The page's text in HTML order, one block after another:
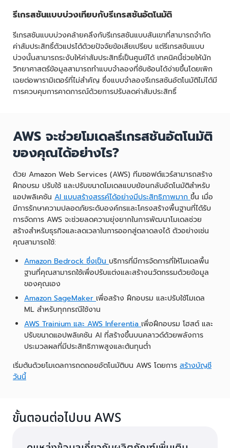
รีเกรสชันแบบบ่วงเทียบกับรีเกรสชันอัตโนมัติ
รีเกรสชันแบบบ่วงคล้ายคลึงกับรีเกรสชันแบบสันเขาที่สามารถจำกัด
ค่าสัมประสิทธิ์ตัวแปรได้ด้วยปัจจัยข้อเสียเปรียบ แต่รีเกรสชันแบบ
บ่วงนั้นสามารถระงับให้ค่าสัมประสิทธิ์เป็นศูนย์ได้ เทคนิคนี้ช่วยให้นัก
วิทยาศาสตร์ข้อมูลสามารถทำแบบจำลองที่ซับซ้อนได้ง่ายขึ้นโดยเพิก
เฉยต่อพารามิเตอร์ที่ไม่สำคัญ ซึ่งแบบจำลองรีเกรสชันอัตโนมัติไม่ได้มี
การควบคุมการคาดการณ์ด้วยการปรับลดค่าสัมประสิทธิ์
AWS จะช่วยโมเดลรีเกรสชันอัตโนมัติ
ของคุณได้อย่างไร?
ด้วย Amazon Web Services (AWS) ทีมซอฟต์แวร์สามารถสร้าง
ฝึกอบรม ปรับใช้ และปรับขนาดโมเดลแบบย้อนกลับอัตโนมัติสำหรับ
แอปพลิเคชัน AI แบบสร้างสรรค์ได้อย่างมีประสิทธิภาพมากขึ้น เมื่อ
มีการรักษาความปลอดภัยระดับองค์กรและโครงสร้างพื้นฐานที่ได้รับ
การจัดการ AWS จะช่วยลดความยุ่งยากในการพัฒนาโมเดลช่วย
สร้างสำหรับธุรกิจและลดเวลาในการออกสู่ตลาดลงได้ ตัวอย่างเช่น
คุณสามารถใช้:
Amazon Bedrock ซึ่งเป็นบริการที่มีการจัดการที่ให้โมเดลพื้น
ฐานที่คุณสามารถใช้เพื่อปรับแต่งและสร้างนวัตกรรมด้วยข้อมูล
ของคุณเอง
Amazon SageMakerเพื่อสร้าง ฝึกอบรม และปรับใช้โมเดล
ML สำหรับทุกกรณีใช้งาน
AWS Trainium และAWS Inferentiaเพื่อฝึกอบรม โฮสต์ และ
ปรับขนาดแอปพลิเคชัน AI ที่สร้างขึ้นบนคลาวด์ด้วยพลังการ
ประมวลผลที่มีประสิทธิภาพสูงและต้นทุนต่ำ
เริ่มต้นด้วยโมเดลการถดถอยอัตโนมัติบน AWS โดยการ สร้างบัญชี
วันนี้
ขั้นตอนต่อไปบน AWS